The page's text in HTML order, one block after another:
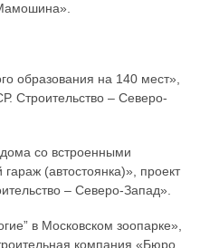
образования на 140 мест»,
Строительство – Северо-
со встроенными
(автостоянка)», проект
– Северо-Запад».
в Московском зоопарке»,
компания «Бюро